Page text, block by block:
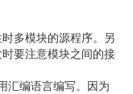
多模块的源程序。另
要注意模块之间的接
汇编语言编写。因为